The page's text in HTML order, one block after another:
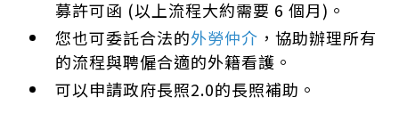
募許可函 (以上流程大約需要 6 個月)。
您也可委託合法的外勞仲介 ，協助辦理所有
的流程與聘僱合適的外籍看護。
可以申請政府長照2.0的長照補助。